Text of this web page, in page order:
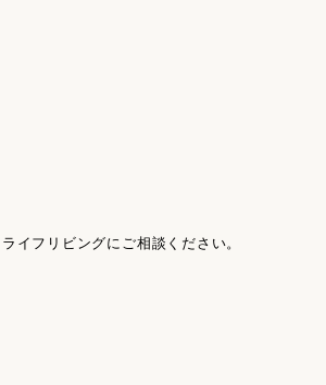
イフリビングにご相談ください。